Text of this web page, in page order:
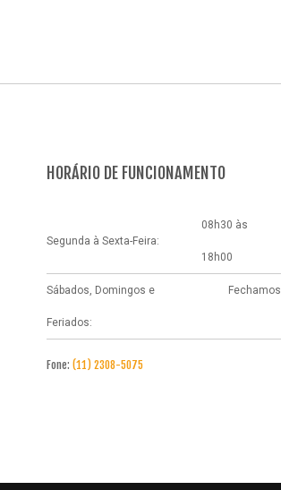
HORÁRIO DE FUNCIONAMENTO
Segunda à Sexta-Feira:
08h30 às
18h00
Sábados, Domingos e
Feriados:
Fechamos
Fone: (11) 2308-5075